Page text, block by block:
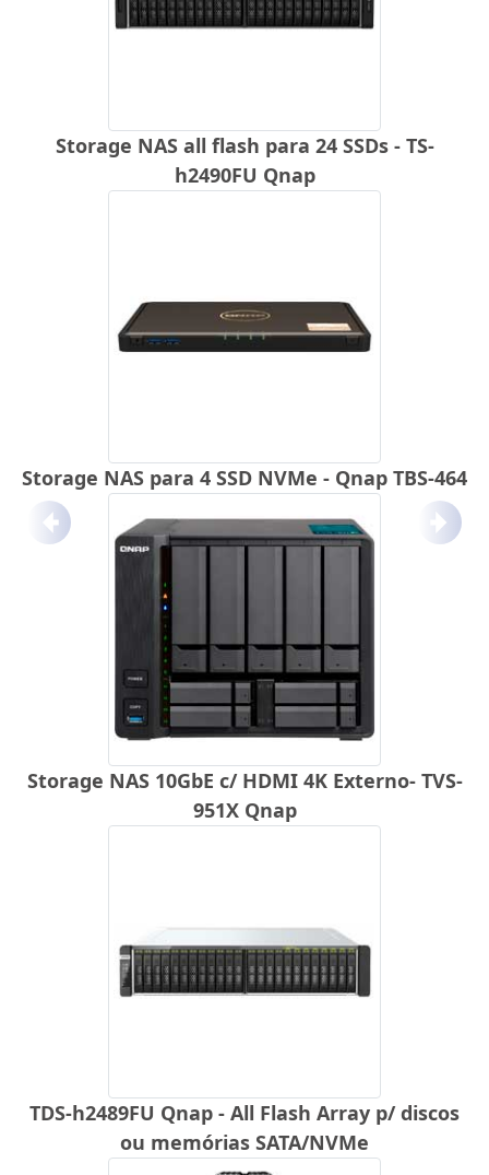
Storage NAS all flash para 24 SSDs - TS-
h2490FU Qnap
Storage NAS para 4 SSD NVMe - Qnap TBS-464
Storage NAS 10GbE c/ HDMI 4K Externo- TVS-
951X Qnap
TDS-h2489FU Qnap - All Flash Array p/ discos
ou memórias SATA/NVMe
Anterior